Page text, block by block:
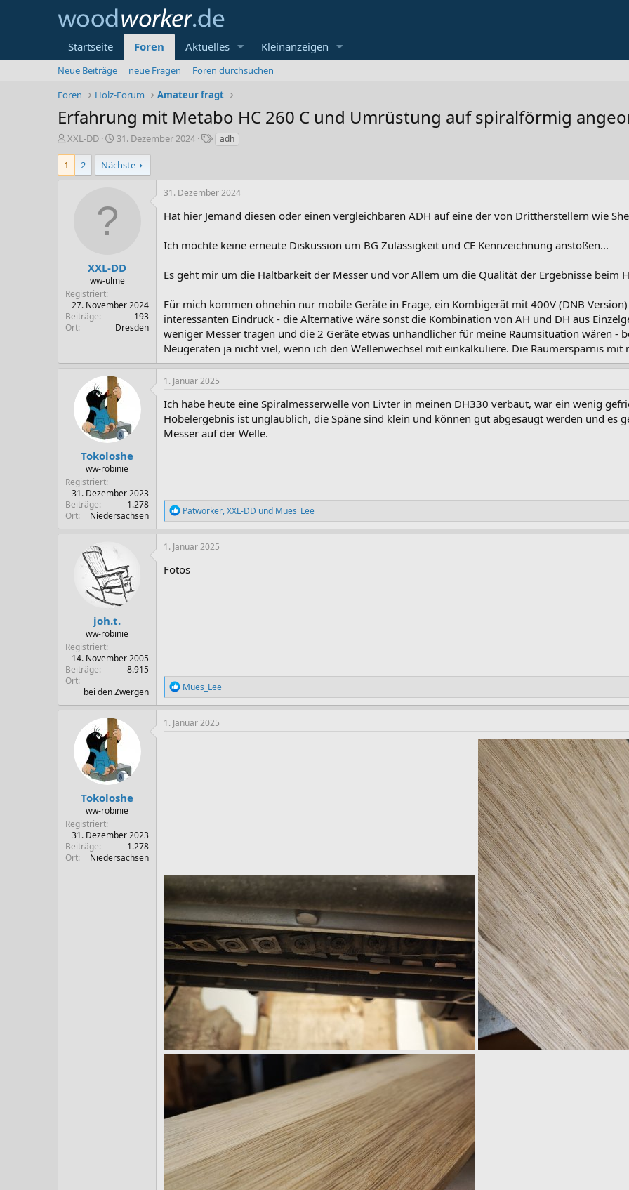
Startseite Foren Aktuelles Kleinanzeigen
Neue Beiträge neue Fragen
Foren durchsuchen
Foren
Holz-Forum Amateur fragt
Erfahrung mit Metabo HC 260 C und Umrüstung auf spiralförmig
E
s
t
XXL-DD
E
s
t
l
31. Dezember 2024
S
a
w
t
adh
1 2 Nächste
XXL-DD
ww-ulme
Registriert
27. November 2024
Beiträge
193
Ort
Dresden
31. Dezember 2024
Hat hier Jemand diesen oder einen vergleichbaren ADH auf eine der von Drittherstellern wie
Ich möchte keine erneute Diskussion um BG Zulässigkeit und CE Kennzeichnung anstoßen...
Es geht mir um die Haltbarkeit der Messer und vor Allem um die Qualität der Ergebnisse beim
Für mich kommen ohnehin nur mobile Geräte in Frage, ein Kombigerät mit 400V (DNB
interessanten Eindruck - die Alternative wäre sonst die Kombination von AH und DH aus
weniger Messer tragen und die 2 Geräte etwas unhandlicher für meine Raumsituation wären -
Neugeräten ja nicht viel, wenn ich den Wellenwechsel mit einkalkuliere. Die Raumersparnis
Tokoloshe
ww-robinie
Registriert
31. Dezember 2023
Beiträge
1.278
Ort
Niedersachsen
1. Januar 2025
Ich habe heute eine Spiralmesserwelle von Livter in meinen DH330 verbaut, war ein wenig
Hobelergebnis ist unglaublich, die Späne sind klein und können gut abgesaugt werden und es
Messer auf der Welle.
R
e
a
k
i
o
Patworker,XXL-DD und Mues_Lee
joh.t.
ww-robinie
Registriert
14. November 2005
Beiträge
8.915
Ort
bei den Zwergen
1. Januar 2025
Fotos
R
e
a
k
Mues_Lee
Tokoloshe
ww-robinie
Registriert
31. Dezember 2023
Beiträge
1.278
Ort
Niedersachsen
1. Januar 2025